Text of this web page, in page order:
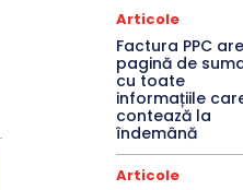
Articole
Factura PPC
pagină de
cu toate
informațiile
contează la
îndemână
Articole